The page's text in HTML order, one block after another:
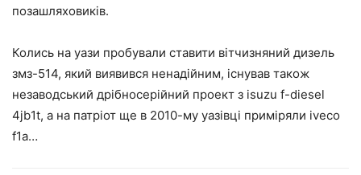
позашляховиків.
Колись на уази пробували ставити вітчизняний дизель
змз-514, який виявився ненадійним, існував також
незаводський дрібносерійний проект з isuzu f-diesel
4jb1t, а на патріот ще в 2010-му уазівці приміряли iveco
f1a…